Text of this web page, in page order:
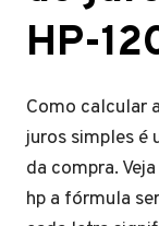
HP-
Como calcular
juros simples é
da compra.
hp a fórmula